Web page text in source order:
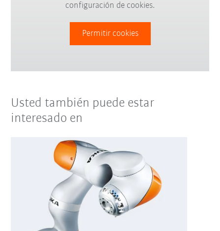
configuración de cookies.
Permitir cookies
Usted también puede estar
interesado en